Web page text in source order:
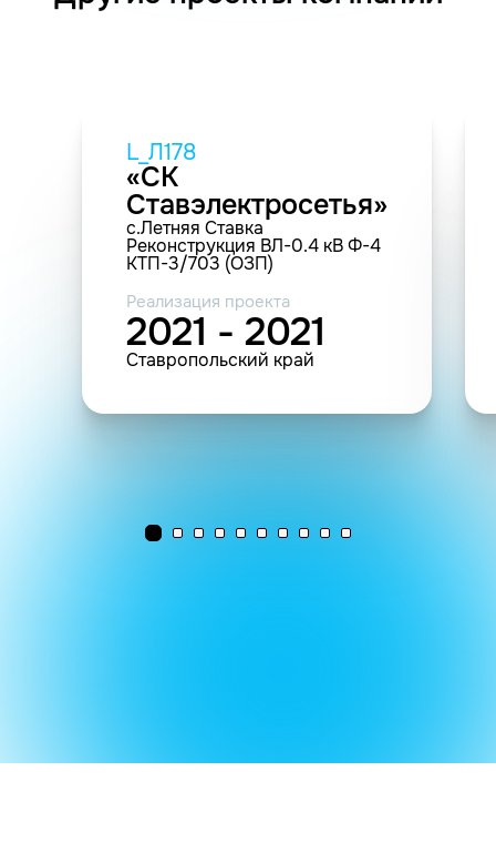
L_Л178
«СК
Ставэлектросетья»
с.Летняя Ставка
Реконструкция ВЛ-0.4 кВ Ф-4
КТП-3/703 (ОЗП)
Реализация проекта
2021 - 2021
Ставропольский край